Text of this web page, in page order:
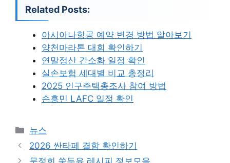
Related Posts:
아시아나항공 예약 변경 방법 알아보기
양천마라톤 대회 확인하기
연말정산 간소화 일정 확인
실손보험 세대별 비교 총정리
2025 인구주택총조사 참여 방법
손흥민 LAFC 일정 확인
카
테
뉴스
2026 싼타페 결함 확인하기
문정희 쑥두유 레시피 정보모음